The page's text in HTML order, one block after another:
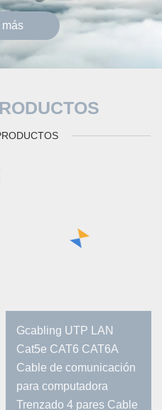
más
Gcabling UTP LAN
Cat5e CAT6 CAT6A
Cable de comunicación
para computadora
Trenzado 4 pares Cable